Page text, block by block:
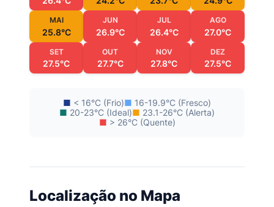
MAI
25.8°C
JUN
26.9°C
JUL
26.4°C
AGO
27.0°C
SET
27.5°C
OUT
27.7°C
NOV
27.8°C
DEZ
27.5°C
■ < 16°C (Frio)■ 16-19.9°C (Fresco)
■ 20-23°C (Ideal)■ 23.1-26°C (Alerta)
■ > 26°C (Quente)
Localização no Mapa